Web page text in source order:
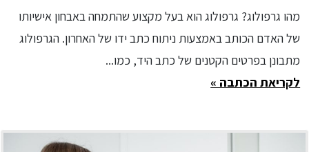
מהו גרפולוג? גרפולוג הוא בעל מקצוע שהתמחה באבחון אישיותו
של האדם הכותב באמצעות ניתוח כתב ידו של האחרון. הגרפולוג
מתבונן בפרטים הקטנים של כתב היד, כמו...
לקריאת הכתבה »